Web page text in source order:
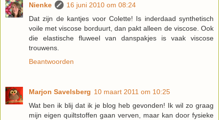
Nienke
16 juni 2010 om 08:24
Dat zijn de kantjes voor Colette! Is inderdaad synthetisch
voile met viscose borduurt, dan pakt alleen de viscose. Ook
die elastische fluweel van danspakjes is vaak viscose
trouwens.
Beantwoorden
Marjon Savelsberg 10 maart 2011 om 10:25
Wat ben ik blij dat ik je blog heb gevonden! Ik wil zo graag
mijn eigen quiltstoffen gaan verven, maar kan door fysieke